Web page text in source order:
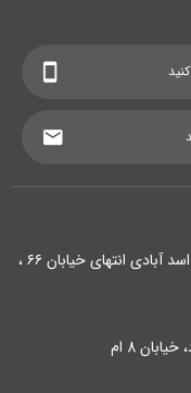
تهران، یوسف آباد، خیابان سید جمال الدین اسد آبادی انتهای خیابان ۶۶ ،
8 ام